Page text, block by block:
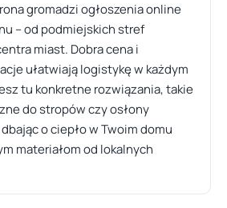
gromadzi ogłoszenia online
– od podmiejskich stref
miast. Dobra cena i
ułatwiają logistykę w każdym
tu konkretne rozwiązania, takie
do stropów czy osłony
o ciepło w Twoim domu
materiałom od lokalnych